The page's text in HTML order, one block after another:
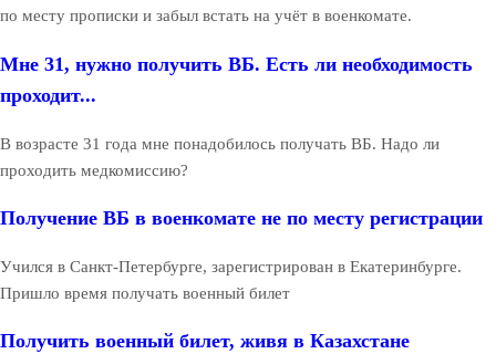
по месту прописки и забыл встать на учёт в военкомате.
Мне 31, нужно получить ВБ. Есть ли необходимость
проходит...
В возрасте 31 года мне понадобилось получать ВБ. Надо ли
проходить медкомиссию?
Получение ВБ в военкомате не по месту регистрации
Учился в Санкт-Петербурге, зарегистрирован в Екатеринбурге.
Пришло время получать военный билет
Получить военный билет, живя в Казахстане